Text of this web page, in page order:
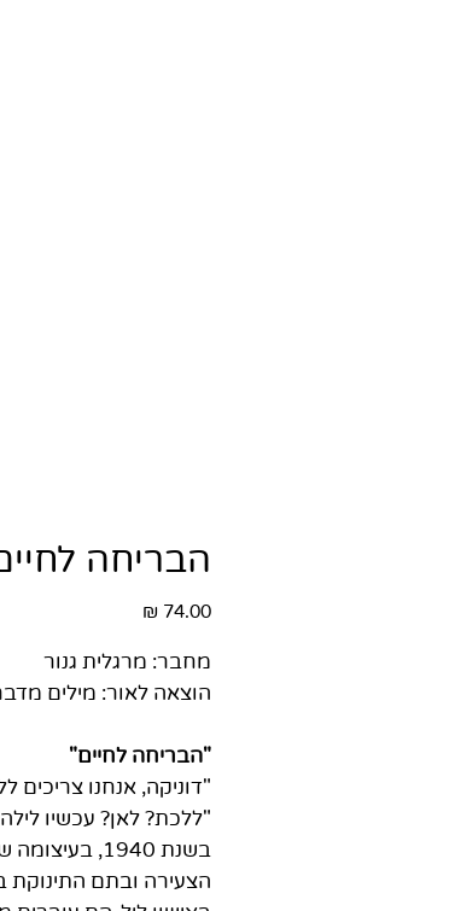
הבריחה
מחבר: מרגלית גנור
הוצאה לאור: מילים
"הבריחה לחיים"
"דוניקה, אנחנו צריכים
"ללכת? לאן? עכשיו
בשנת 1940,
הצעירה ובתם התינוקת